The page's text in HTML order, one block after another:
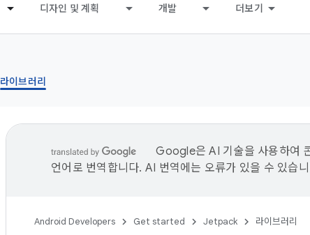
디자인 및 계획 개발 더보기
라이브러리
Google은 AI 기술을 사용하여
언어로 번역합니다. AI 번역에는 오류가 있을 수 있습
Android Developers Get started Jetpack 라이브러리